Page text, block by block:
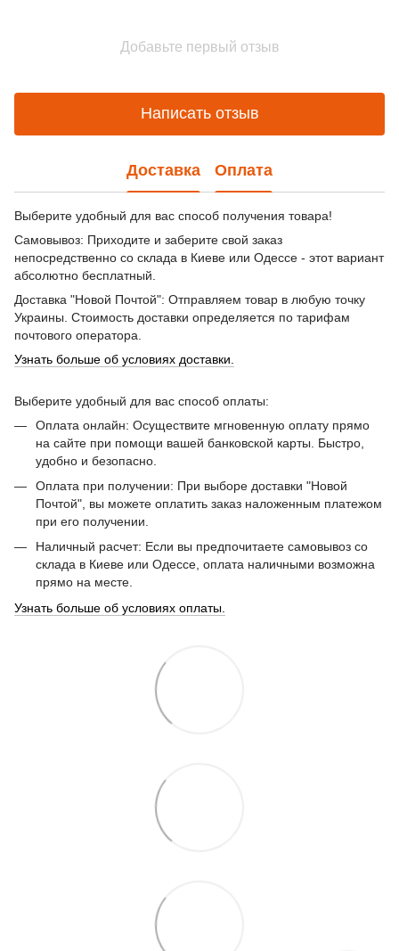
Добавьте первый отзыв
Написать отзыв
Доставка Оплата
Выберите удобный для вас способ получения товара!
Самовывоз: Приходите и заберите свой заказ
непосредственно со склада в Киеве или Одессе - этот вариант
абсолютно бесплатный.
Доставка "Новой Почтой": Отправляем товар в любую точку
Украины. Стоимость доставки определяется по тарифам
почтового оператора.
Узнать больше об условиях доставки.
Выберите удобный для вас способ оплаты:
Оплата онлайн: Осуществите мгновенную оплату прямо
на сайте при помощи вашей банковской карты. Быстро,
удобно и безопасно.
Оплата при получении: При выборе доставки "Новой
Почтой", вы можете оплатить заказ наложенным платежом
при его получении.
Наличный расчет: Если вы предпочитаете самовывоз со
склада в Киеве или Одессе, оплата наличными возможна
прямо на месте.
Узнать больше об условиях оплаты.